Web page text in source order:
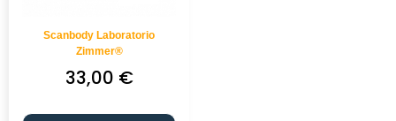
Scanbody Laboratorio
Zimmer®
33,00 €